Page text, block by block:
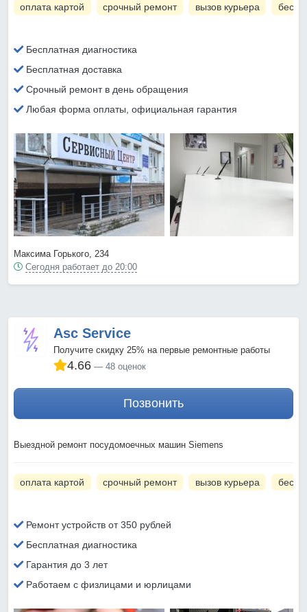
оплата картой срочный ремонт вызов курьера
Бесплатная диагностика
Бесплатная доставка
Срочный ремонт в день обращения
Любая форма оплаты, официальная гарантия
Максима Горького, 234
Сегодня работает до 20:00
Asc Service
Получите скидку 25% на первые ремонтные работы
4.66 48 оценок
Позвонить
Выездной ремонт посудомоечных машин Siemens
оплата картой срочный ремонт вызов курьера
Ремонт устройств от 350 рублей
Бесплатная диагностика
Гарантия до 3 лет
Работаем с физлицами и юрлицами